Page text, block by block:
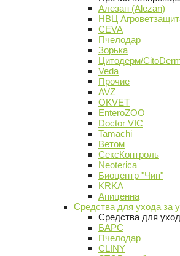
Алезан (Alezan)
НВЦ
CEVA
Пчелодар
Зорька
Цитодерм/
Veda
Прочие
AVZ
OKVET
EnteroZOO
Doctor VIC
Tamachi
Ветом
СексКонтроль
Neoterica
Биоцентр "Чин"
KRKA
Апиценна
Средства для ухода за
Средства для
БАРС
Пчелодар
CLINY